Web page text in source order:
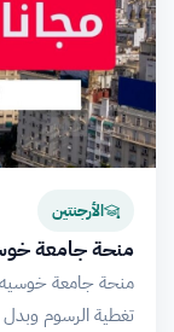
الأرجنتين
منحة جامعة
منحة جامعة خوسيه
تغطية الرسوم